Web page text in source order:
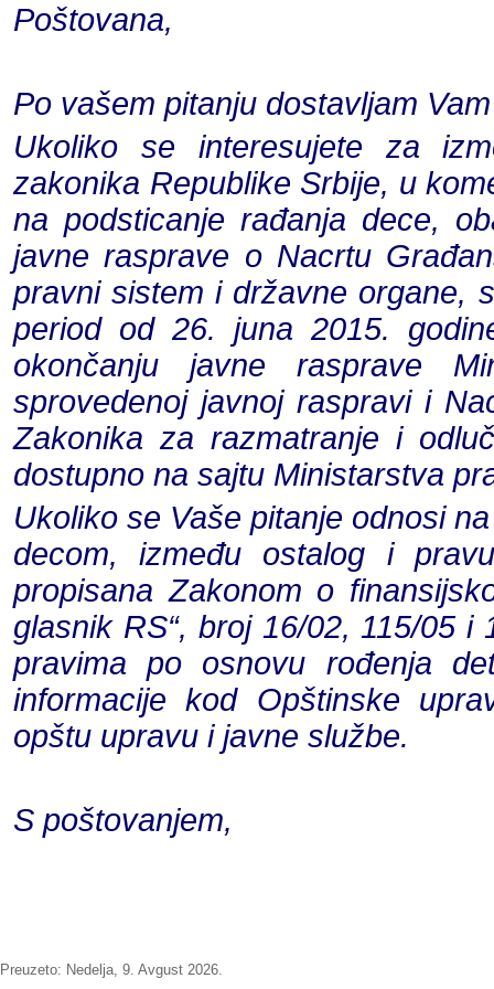
Poštovana,
Po vašem pitanju dostavljam
Ukoliko se interesujete za
zakonika Republike Srbije, u
na podsticanje rađanja dece,
javne rasprave o Nacrtu
pravni sistem i državne organe,
period od 26. juna 2015.
okončanju javne rasprave
sprovedenoj javnoj raspravi i
Zakonika za razmatranje i
dostupno na sajtu Ministarstva
Ukoliko se Vaše pitanje odnosi
decom, između ostalog i
propisana Zakonom o
glasnik RS“, broj 16/02, 115/05
pravima po osnovu rođenja
informacije kod Opštinske
opštu upravu i javne službe.
S poštovanjem,
Preuzeto: Nedelja, 9. Avgust 2026.